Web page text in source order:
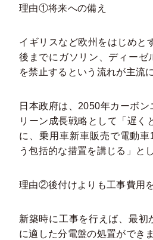
理由①将来への備え
イギリスなど欧州をはじめと
後までにガソリン、ディーゼ
を禁止するという流れが主流
日本政府は、2050年カーボ
リーン成長戦略として「遅く
に、乗用車新車販売で電動
う包括的な措置を講じる」と
理由②後付けよりも工事費用
新築時に工事を行えば、最初
に適した分電盤の処置ができま